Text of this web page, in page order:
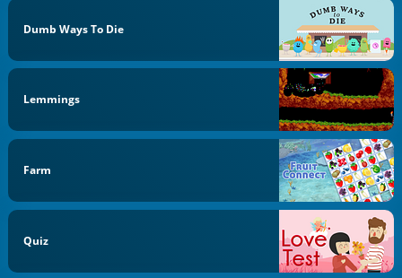
Dumb Ways To Die
Lemmings
Farm
Quiz